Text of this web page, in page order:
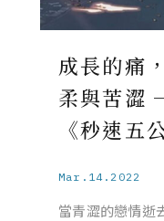
成長的痛
柔與苦澀
《秒速五
Mar.14.2022
當青澀的戀情逝